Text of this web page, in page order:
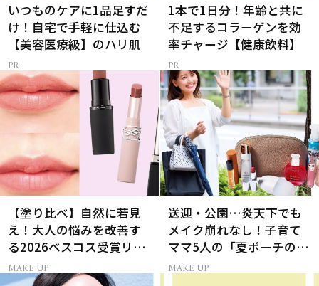
いつものケアに1品足すだ
け！自宅で手軽に仕込む
【美容医療級】のハリ肌
1本で1日分！年齢と共に
不足するコラーゲンを効
率チャージ【健康飲料】
【塗り比べ】自然に若見
え！大人の悩みを改善す
る2026ベスコス受賞リッ
プTOP3
MAKE UP
送迎・公園…炎天下でも
メイク崩れなし！子育て
ママ5人の「夏ポーチの中
身」
MAKE UP